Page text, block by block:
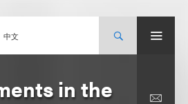
中文
in the